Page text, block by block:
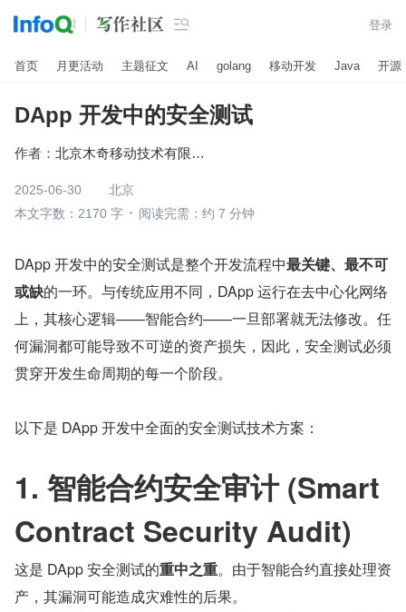
 登录
首页 月更活动 主题征文 AI golang 移动开发 Java 开源
DApp 开发中的安全测试
作者： 北京木奇移动技术有限公司
2025-06-30
北京
本文字数：2170 字
阅读完需：约 7 分钟
DApp 开发中的安全测试是整个开发流程中最关键、最不可
或缺的一环。与传统应用不同，DApp 运行在去中心化网络
上，其核心逻辑——智能合约——一旦部署就无法修改。任
何漏洞都可能导致不可逆的资产损失，因此，安全测试必须
贯穿开发生命周期的每一个阶段。
以下是 DApp 开发中全面的安全测试技术方案：
1. 智能合约安全审计 (Smart
Contract Security Audit)
这是 DApp 安全测试的重中之重。由于智能合约直接处理资
产，其漏洞可能造成灾难性的后果。